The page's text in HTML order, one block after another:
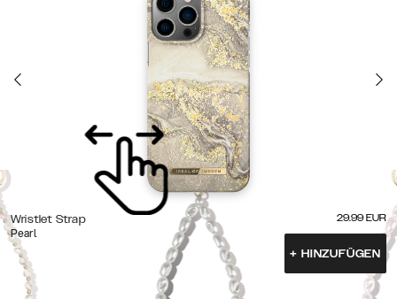
Wristlet Strap
Pearl
29.99 EUR
+ HINZUFÜGEN